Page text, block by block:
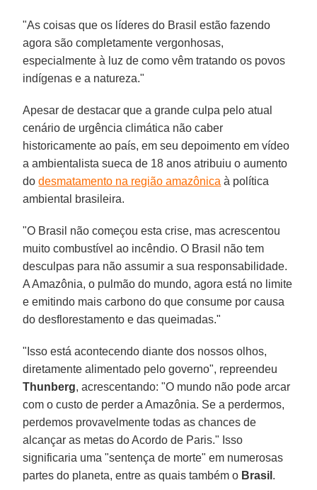
"As coisas que os líderes do Brasil estão fazendo
agora são completamente vergonhosas,
especialmente à luz de como vêm tratando os povos
indígenas e a natureza."
Apesar de destacar que a grande culpa pelo atual
cenário de urgência climática não caber
historicamente ao país, em seu depoimento em vídeo
a ambientalista sueca de 18 anos atribuiu o aumento
dodesmatamento na região amazônica à política
ambiental brasileira.
"O Brasil não começou esta crise, mas acrescentou
muito combustível ao incêndio. O Brasil não tem
desculpas para não assumir a sua responsabilidade.
A Amazônia, o pulmão do mundo, agora está no limite
e emitindo mais carbono do que consume por causa
do desflorestamento e das queimadas."
"Isso está acontecendo diante dos nossos olhos,
diretamente alimentado pelo governo", repreendeu
Thunberg, acrescentando: "O mundo não pode arcar
com o custo de perder a Amazônia. Se a perdermos,
perdemos provavelmente todas as chances de
alcançar as metas do Acordo de Paris." Isso
significaria uma "sentença de morte" em numerosas
partes do planeta, entre as quais também o Brasil .